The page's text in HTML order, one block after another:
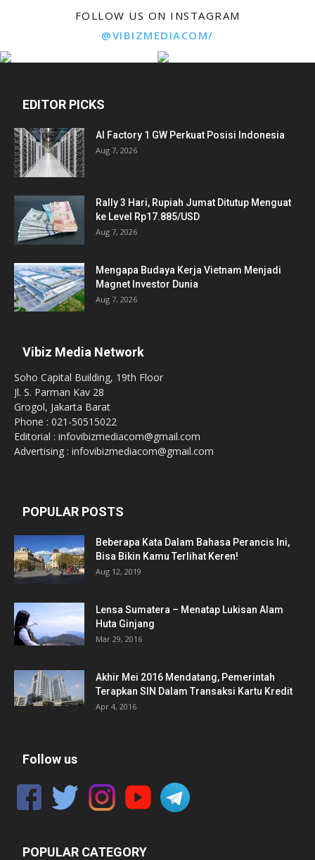
FOLLOW US ON INSTAGRAM
@VIBIZMEDIACOM/
EDITOR PICKS
AI Factory 1 GW Perkuat Posisi Indonesia
Aug 7, 2026
Rally 3 Hari, Rupiah Jumat Ditutup Menguat
ke Level Rp17.885/USD
Aug 7, 2026
Mengapa Budaya Kerja Vietnam Menjadi
Magnet Investor Dunia
Aug 7, 2026
Vibiz Media Network
Soho Capital Building, 19th Floor
Jl. S. Parman Kav 28
Grogol, Jakarta Barat
Phone : 021-50515022
Editorial : infovibizmediacom@gmail.com
Advertising : infovibizmediacom@gmail.com
POPULAR POSTS
Beberapa Kata Dalam Bahasa Perancis Ini,
Bisa Bikin Kamu Terlihat Keren!
Aug 12, 2019
Lensa Sumatera – Menatap Lukisan Alam
Huta Ginjang
Mar 29, 2016
Akhir Mei 2016 Mendatang, Pemerintah
Terapkan SIN Dalam Transaksi Kartu Kredit
Apr 4, 2016
Follow us
POPULAR CATEGORY